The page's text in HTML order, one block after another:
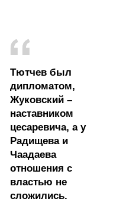
Тютчев был
дипломатом,
Жуковский –
наставником
цесаревича, а у
Радищева и
Чаадаева
отношения с
властью не
сложились.